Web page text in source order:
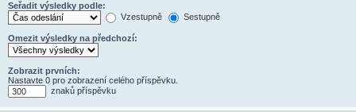
Seřadit výsledky podle:
Vzestupně
Sestupně
Omezit výsledky na předchozí:
Zobrazit prvních:
Nastavte 0 pro zobrazení celého příspěvku.
znaků příspěvku